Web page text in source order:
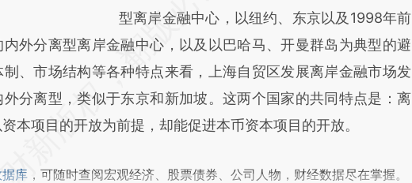
型离岸金融中心，以纽约、东京以及1998年前
外分离型离岸金融中心，以及以巴哈马、开曼群岛为典型的避
、市场结构等各种特点来看，上海自贸区发展离岸金融市场发
外分离型，类似于东京和新加坡。这两个国家的共同特点是：离
本项目的开放为前提，却能促进本币资本项目的开放。
库 ，可随时查阅宏观经济、股票债券、公司人物，财经数据尽在掌握。